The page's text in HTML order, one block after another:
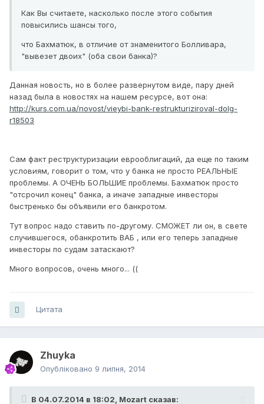
Как Вы считаете, насколько после этого события
повысились шансы того,
что Бахматюк, в отличие от знаменитого Болливара,
"вывезет двоих" (оба свои банка)?
Данная новость, но в более развернутом виде, пару дней
назад была в новостях на нашем ресурсе, вот она:
http://kurs.com.ua/novost/vieybi-bank-restrukturiziroval-dolg-
r18503
Сам факт реструктуризации еврооблигаций, да еще по таким
условиям, говорит о том, что у банка не просто РЕАЛЬНЫЕ
проблемы. А ОЧЕНЬ БОЛЬШИЕ проблемы. Бахматюк просто
"отсрочил конец" банка, а иначе западные инвесторы
быстренько бы объявили его банкротом.
Тут вопрос надо ставить по-другому. СМОЖЕТ ли он, в свете
случившегося, обанкротить ВАБ , или его теперь западные
инвесторы по судам затаскают?
Много вопросов, очень много... ((
Цитата
Zhuyka
Опубліковано 9 липня, 2014
В 04.07.2014 в 18:02, Mozart сказав: